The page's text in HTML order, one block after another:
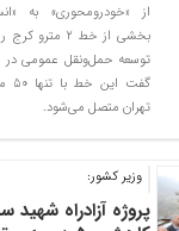
از «خودرو‌محوری» به
بخشی از خط ۲
توسعه حمل‌ونقل عمومی در
تهران متصل می‌شود.
وزیر کشور:
پروژه آزادراه